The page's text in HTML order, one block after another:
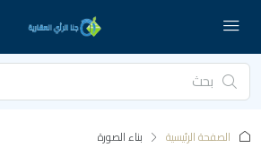
الصفحة الرئيسية ‏بناء الصورة